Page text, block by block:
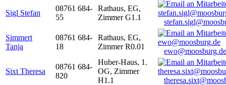
Sigl Stefan
08761 684-
55
Rathaus, EG,
Zimmer G1.1
Simmert
Tanja
08761 684-
18
Rathaus, EG,
Zimmer R0.01
ewo@moosburg.de
Sixt Theresa
08761 684-
820
Huber-Haus, 1.
OG, Zimmer
H1.1